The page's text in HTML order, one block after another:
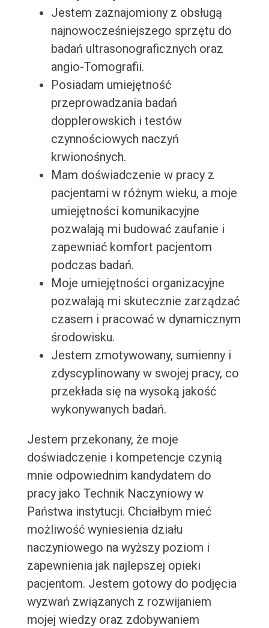
Jestem zaznajomiony z obsługą
najnowocześniejszego sprzętu do
badań ultrasonograficznych oraz
angio-Tomografii.
Posiadam umiejętność
przeprowadzania badań
dopplerowskich i testów
czynnościowych naczyń
krwionośnych.
Mam doświadczenie w pracy z
pacjentami w różnym wieku, a moje
umiejętności komunikacyjne
pozwalają mi budować zaufanie i
zapewniać komfort pacjentom
podczas badań.
Moje umiejętności organizacyjne
pozwalają mi skutecznie zarządzać
czasem i pracować w dynamicznym
środowisku.
Jestem zmotywowany, sumienny i
zdyscyplinowany w swojej pracy, co
przekłada się na wysoką jakość
wykonywanych badań.
Jestem przekonany, że moje
doświadczenie i kompetencje czynią
mnie odpowiednim kandydatem do
pracy jako Technik Naczyniowy w
Państwa instytucji. Chciałbym mieć
możliwość wyniesienia działu
naczyniowego na wyższy poziom i
zapewnienia jak najlepszej opieki
pacjentom. Jestem gotowy do podjęcia
wyzwań związanych z rozwijaniem
mojej wiedzy oraz zdobywaniem